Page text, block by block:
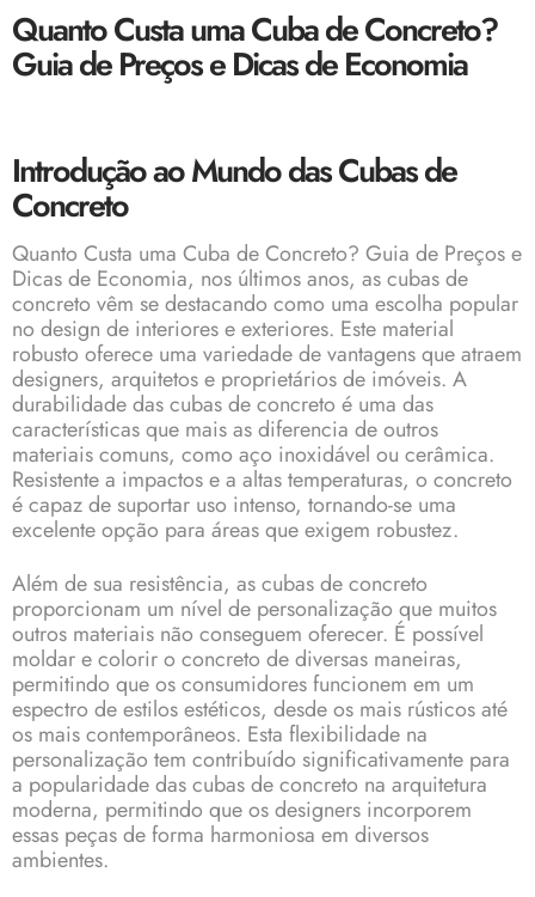
Quanto Custa uma Cuba de Concreto?
Guia de Preços e Dicas de Economia
Introdução ao Mundo das Cubas de
Concreto
Quanto Custa uma Cuba de Concreto? Guia de Preços e
Dicas de Economia, nos últimos anos, as cubas de
concreto vêm se destacando como uma escolha popular
no design de interiores e exteriores. Este material
robusto oferece uma variedade de vantagens que atraem
designers, arquitetos e proprietários de imóveis. A
durabilidade das cubas de concreto é uma das
características que mais as diferencia de outros
materiais comuns, como aço inoxidável ou cerâmica.
Resistente a impactos e a altas temperaturas, o concreto
é capaz de suportar uso intenso, tornando-se uma
excelente opção para áreas que exigem robustez.
Além de sua resistência, as cubas de concreto
proporcionam um nível de personalização que muitos
outros materiais não conseguem oferecer. É possível
moldar e colorir o concreto de diversas maneiras,
permitindo que os consumidores funcionem em um
espectro de estilos estéticos, desde os mais rústicos até
os mais contemporâneos. Esta flexibilidade na
personalização tem contribuído significativamente para
a popularidade das cubas de concreto na arquitetura
moderna, permitindo que os designers incorporem
essas peças de forma harmoniosa em diversos
ambientes.